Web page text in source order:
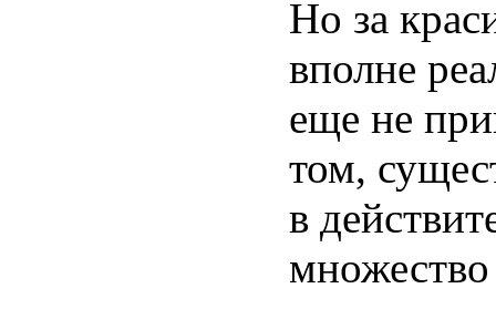
Но за
вполне
еще не
том,
в
множество